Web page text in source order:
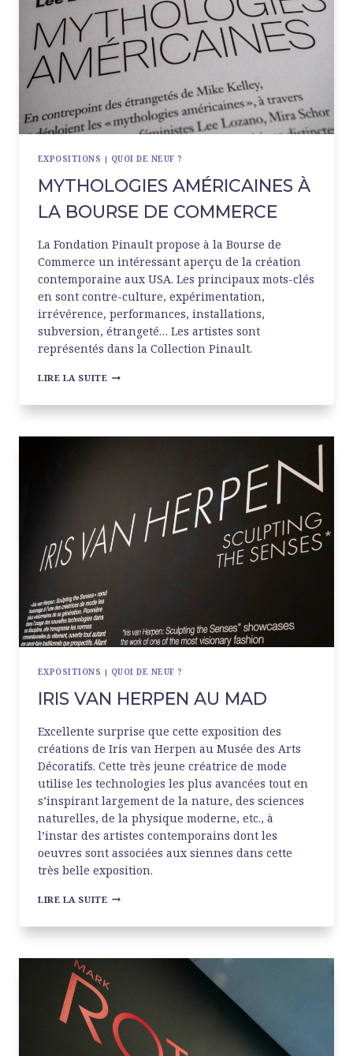
EXPOSITIONS | QUOI DE NEUF ?
MYTHOLOGIES AMÉRICAINES À
LA BOURSE DE COMMERCE
La Fondation Pinault propose à la Bourse de
Commerce un intéressant aperçu de la création
contemporaine aux USA. Les principaux mots-clés
en sont contre-culture, expérimentation,
irrévérence, performances, installations,
subversion, étrangeté… Les artistes sont
représentés dans la Collection Pinault.
LIRE LA SUITE MYTHOLOGIES
À
EXPOSITIONS | QUOI DE NEUF ?
IRIS VAN HERPEN AU MAD
Excellente surprise que cette exposition des
créations de Iris van Herpen au Musée des Arts
Décoratifs. Cette très jeune créatrice de mode
utilise les technologies les plus avancées tout en
s’inspirant largement de la nature, des sciences
naturelles, de la physique moderne, etc., à
l’instar des artistes contemporains dont les
oeuvres sont associées aux siennes dans cette
très belle exposition.
LIRE LA SUITE IRIS